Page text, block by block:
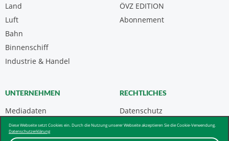
Diese Webseite setzt Cookies ein. Durch die Nutzung unserer Webseite akzeptieren Sie die Cookie-Verwendung.
Datenschutzerklärung
Land
Luft
Bahn
Binnenschiff
Industrie & Handel
Abonnement
ÖVZ EDITION
UNTERNEHMEN
Mediadaten
Kontakt
Über uns & AGB
RECHTLICHES
Datenschutz
Impressum